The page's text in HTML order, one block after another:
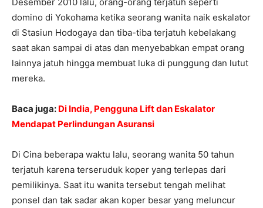
domino di Yokohama ketika seorang wanita naik eskalator
di Stasiun Hodogaya dan tiba-tiba terjatuh kebelakang
saat akan sampai di atas dan menyebabkan empat orang
lainnya jatuh hingga membuat luka di punggung dan lutut
mereka.
Baca juga: Di India, Pengguna Lift dan Eskalator
Mendapat Perlindungan Asuransi
Di Cina beberapa waktu lalu, seorang wanita 50 tahun
terjatuh karena terseruduk koper yang terlepas dari
pemilikinya. Saat itu wanita tersebut tengah melihat
ponsel dan tak sadar akan koper besar yang meluncur